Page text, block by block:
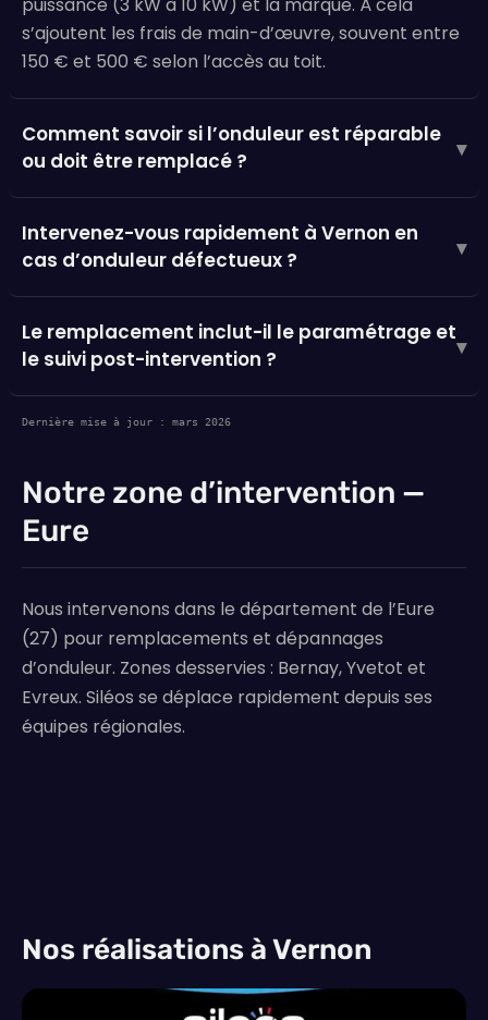
puissance (3 kW à 10 kW) et la marque. À cela
s’ajoutent les frais de main-d’œuvre, souvent entre
150 € et 500 € selon l’accès au toit.
Comment savoir si l’onduleur est réparable
ou doit être remplacé ?
▾
Intervenez-vous rapidement à Vernon en
cas d’onduleur défectueux ?
▾
Le remplacement inclut-il le paramétrage et
le suivi post-intervention ?
▾
Dernière mise à jour : mars 2026
Notre zone d’intervention —
Eure
Nous intervenons dans le département de l’Eure
(27) pour remplacements et dépannages
d’onduleur. Zones desservies : Bernay, Yvetot et
Evreux. Siléos se déplace rapidement depuis ses
équipes régionales.
Nos réalisations à Vernon